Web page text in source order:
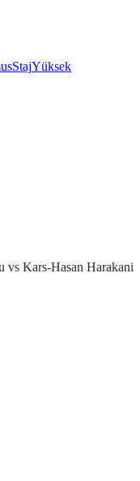
StajYüksek
Kars-Hasan Harakani